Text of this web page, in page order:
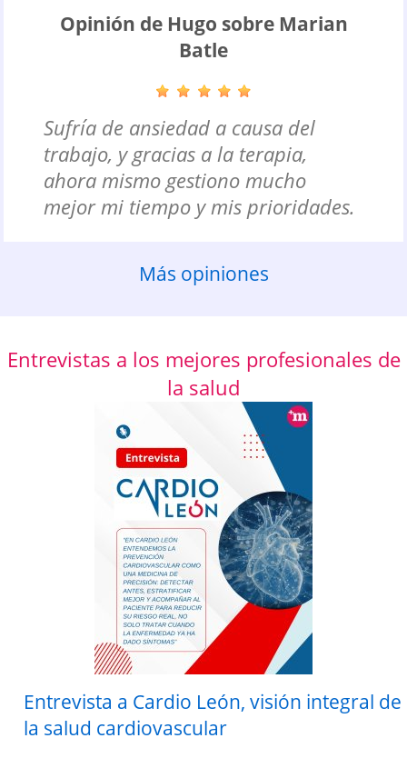
Opinión de Hugo sobre Marian
Batle
Sufría de ansiedad a causa del
trabajo, y gracias a la terapia,
ahora mismo gestiono mucho
mejor mi tiempo y mis prioridades.
Más opiniones
Entrevistas a los mejores profesionales de
la salud
Entrevista a Cardio León, visión integral de
la salud cardiovascular